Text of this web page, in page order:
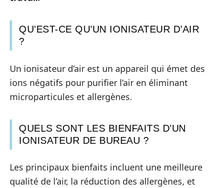
QU’EST-CE QU’UN IONISATEUR D’AIR
?
Un ionisateur d’air est un appareil qui émet des
ions négatifs pour purifier l’air en éliminant
microparticules et allergènes.
QUELS SONT LES BIENFAITS D’UN
IONISATEUR DE BUREAU ?
Les principaux bienfaits incluent une meilleure
qualité de l’air, la réduction des allergènes, et